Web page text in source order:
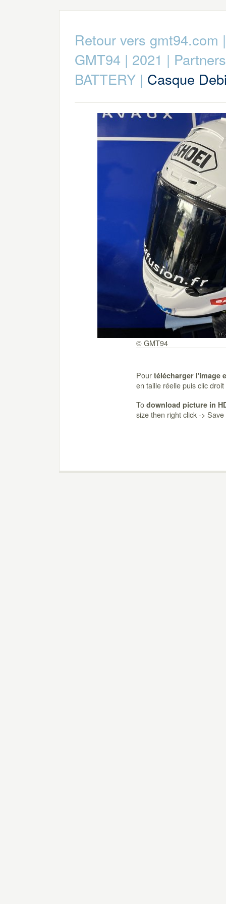
Retour vers gmt94.com
GMT94 | 2021 |
BATTERY| Casque
© GMT94
Pour télécharger l'image
en taille réelle puis clic
To download picture in
size then right click ->